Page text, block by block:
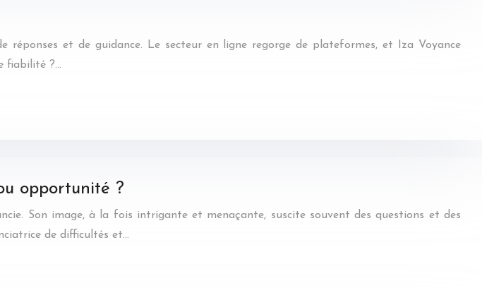
réponses et de guidance. Le secteur en ligne regorge de plateformes, et Iza Voyance
fiabilité ?…
opportunité ?
Son image, à la fois intrigante et menaçante, suscite souvent des questions et des
de difficultés et…